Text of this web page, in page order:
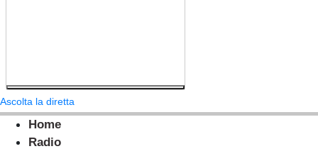
Ascolta la diretta
Home
Radio